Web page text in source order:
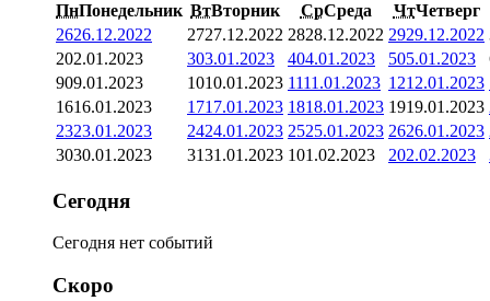
ПнПонедельник ВтВторник СрСреда ЧтЧетверг
2626.12.2022 2727.12.2022 2828.12.2022 2929.12.2022
202.01.2023 303.01.2023 404.01.2023 505.01.2023
909.01.2023 1010.01.2023 1111.01.2023 1212.01.2023
1616.01.2023 1717.01.2023 1818.01.2023 1919.01.2023
2323.01.2023 2424.01.2023 2525.01.2023 2626.01.2023
3030.01.2023 3131.01.2023 101.02.2023 202.02.2023
Сегодня
Сегодня нет событий
Скоро